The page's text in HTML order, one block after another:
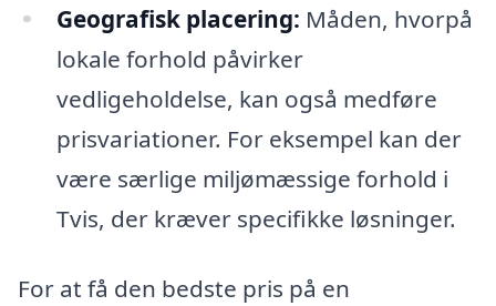
Geografisk placering: Måden, hvorpå
lokale forhold påvirker
vedligeholdelse, kan også medføre
prisvariationer. For eksempel kan der
være særlige miljømæssige forhold i
Tvis, der kræver specifikke løsninger.
For at få den bedste pris på en